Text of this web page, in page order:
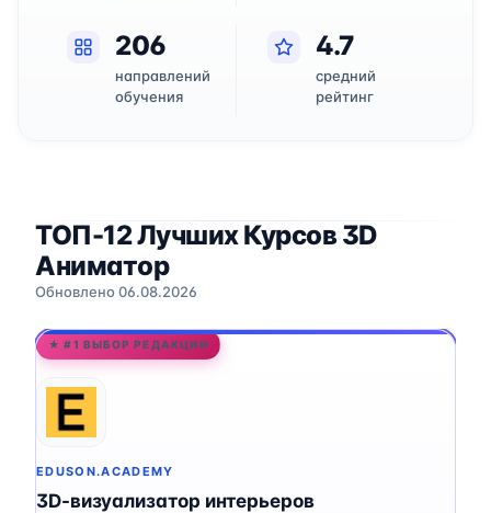
206
направлений
обучения
4.7
средний
рейтинг
ТОП-12 Лучших Курсов 3D
Аниматор
Обновлено 06.08.2026
★ #1 ВЫБОР РЕДАКЦИИ
EDUSON.ACADEMY
3D-визуализатор интерьеров